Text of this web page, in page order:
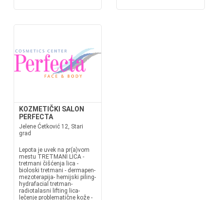
KOZMETIČKI SALON
PERFECTA
Jelene Ćetković 12, Stari
grad
Lepota je uvek na pr(a)vom
mestu TRETMANI LICA -
tretmani čišćenja lica -
bioloski tretmani - dermapen-
mezoterapija- hemijski piling-
hydrafacial tretman-
radiotalasni lifting lica-
lečenje problematične kože -